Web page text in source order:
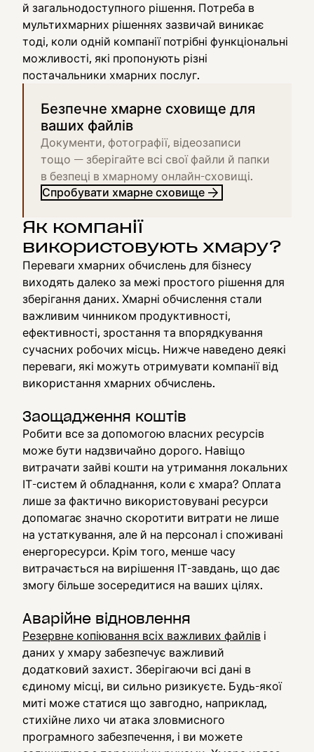
й загальнодоступного рішення. Потреба в
мультихмарних рішеннях зазвичай виникає
тоді, коли одній компанії потрібні функціональні
можливості, які пропонують різні
постачальники хмарних послуг.
Безпечне хмарне сховище для
ваших файлів
Документи, фотографії, відеозаписи
тощо — зберігайте всі свої файли й папки
в безпеці в хмарному онлайн-сховищі.
Спробувати хмарне сховище
Як компанії
використовують хмару?
Переваги хмарних обчислень для бізнесу
виходять далеко за межі простого рішення для
зберігання даних. Хмарні обчислення стали
важливим чинником продуктивності,
ефективності, зростання та впорядкування
сучасних робочих місць. Нижче наведено деякі
переваги, які можуть отримувати компанії від
використання хмарних обчислень.
Заощадження коштів
Робити все за допомогою власних ресурсів
може бути надзвичайно дорого. Навіщо
витрачати зайві кошти на утримання локальних
ІТ-систем й обладнання, коли є хмара? Оплата
лише за фактично використовувані ресурси
допомагає значно скоротити витрати не лише
на устаткування, але й на персонал і споживані
енергоресурси. Крім того, менше часу
витрачається на вирішення ІТ-завдань, що дає
змогу більше зосередитися на ваших цілях.
Аварійне відновлення
Резервне копіювання всіх важливих файлів і
даних у хмару забезпечує важливий
додатковий захист. Зберігаючи всі дані в
єдиному місці, ви сильно ризикуєте. Будь-якої
миті може статися що завгодно, наприклад,
стихійне лихо чи атака зловмисного
програмного забезпечення, і ви можете